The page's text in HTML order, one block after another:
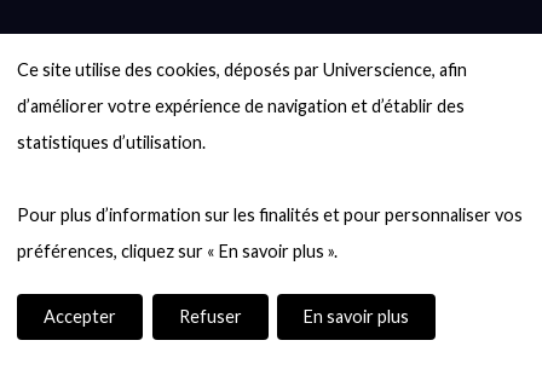
Ce site utilise des cookies, déposés par Universcience, afin
d’améliorer votre expérience de navigation et d’établir des
statistiques d’utilisation.
Pour plus d’information sur les finalités et pour personnaliser vos
Accepter Refuser En savoir plus
6000 exoplanètes, et pas de « Terre »
en vue ?
Quel avenir pour les cryptos ?
Entre mathématiques et politique : la
quête d’un vote équitable
casse-tête